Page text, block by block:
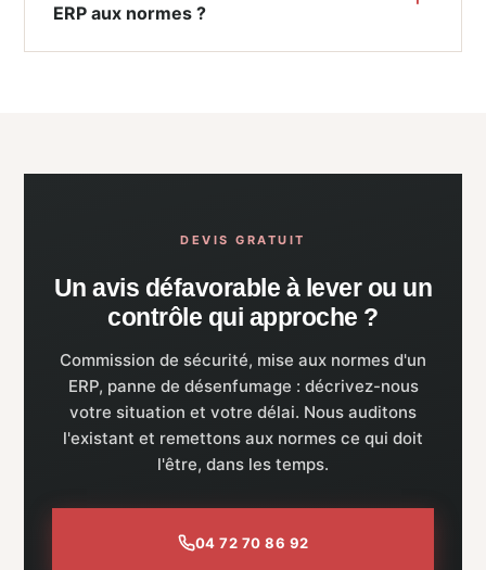
ERP aux normes ?
DEVIS GRATUIT
Un avis défavorable à lever ou un
contrôle qui approche ?
Commission de sécurité, mise aux normes d'un
ERP, panne de désenfumage : décrivez-nous
votre situation et votre délai. Nous auditons
l'existant et remettons aux normes ce qui doit
l'être, dans les temps.
04 72 70 86 92